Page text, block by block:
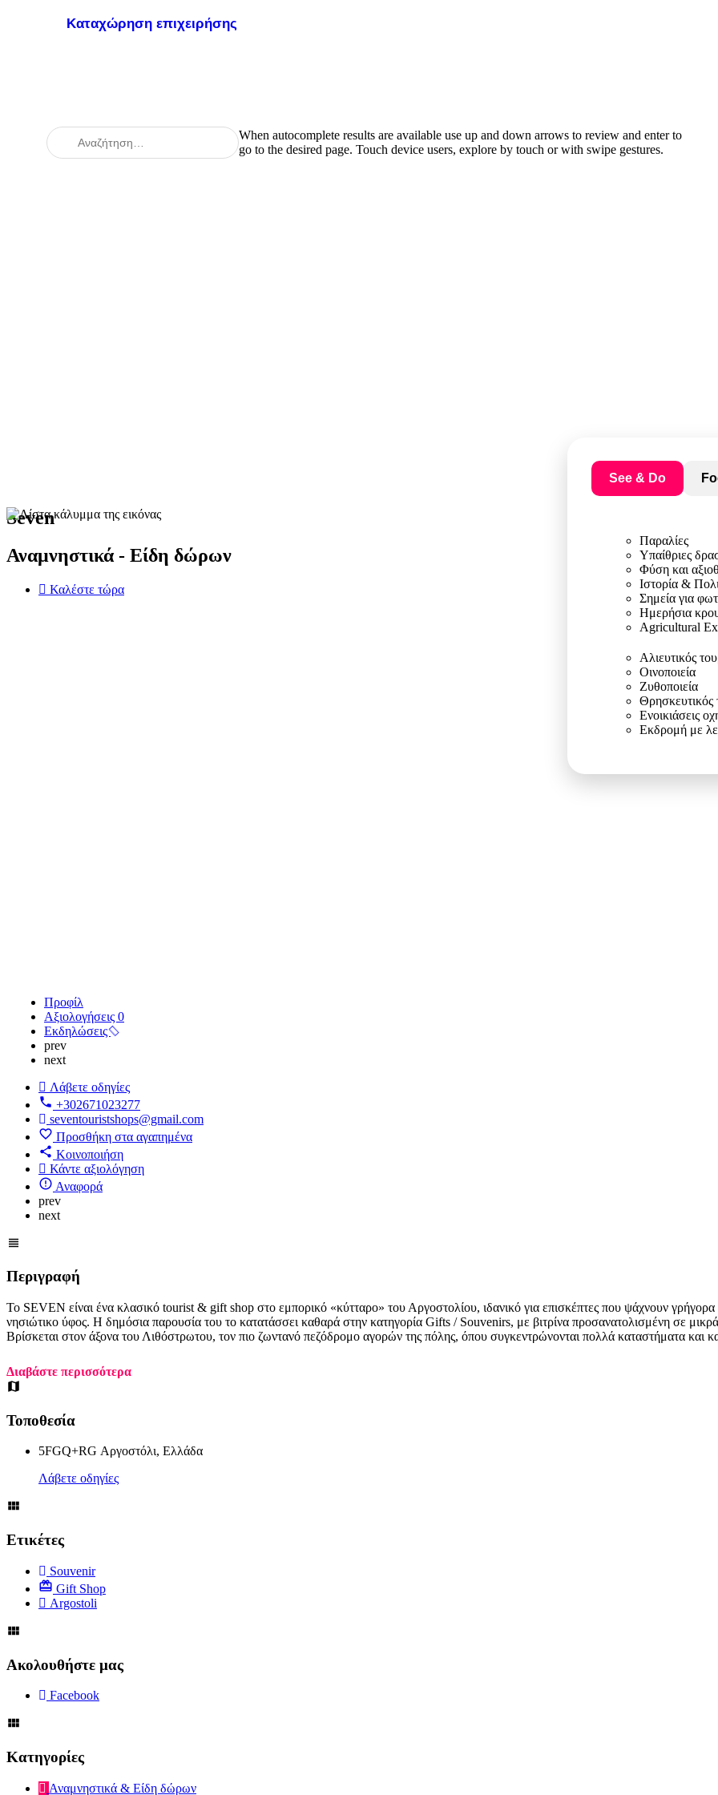
Καταχώρηση επιχειρήσης
When autocomplete results are available use up and down arrows to review and enter to
go to the desired page. Touch device users, explore by touch or with swipe gestures.
See & Do
Παραλίες
Υπαίθριες
Φύση και
Ιστορία &
Σημεία για
Ημερήσια
Agricultural
Αλιευτικός
Οινοποιεία
Ζυθοποιεία
Θρησκευτικός
Ενοικιάσεις
Εκδρομή με
Seven
Αναμνηστικά - Είδη δώρων
Καλέστε τώρα
Προφίλ
Αξιολογήσεις 0
Εκδηλώσεις
prev
next
Λάβετε οδηγίες
+302671023277
seventouristshops@gmail.com
Προσθήκη στα αγαπημένα
Κοινοποιήση
Κάντε αξιολόγηση
Αναφορά
prev
next
Περιγραφή
Το SEVEN είναι ένα κλασικό tourist & gift shop στο εμπορικό «κύτταρο» του Αργοστολίου, ιδανικό για επισκέπτες που ψάχνουν
νησιώτικο ύφος. Η δημόσια παρουσία του το κατατάσσει καθαρά στην κατηγορία Gifts / Souvenirs, με βιτρίνα προσανατολισμένη σε
Βρίσκεται στον άξονα του Λιθόστρωτου, τον πιο ζωντανό πεζόδρομο αγορών της πόλης, όπου συγκεντρώνονται πολλά καταστήματα και
Διαβάστε περισσότερα
Τοποθεσία
5FGQ+RG Αργοστόλι, Ελλάδα
Λάβετε οδηγίες
Ετικέτες
Souvenir
Gift Shop
Argostoli
Ακολουθήστε μας
Facebook
Κατηγορίες
Αναμνηστικά & Είδη δώρων